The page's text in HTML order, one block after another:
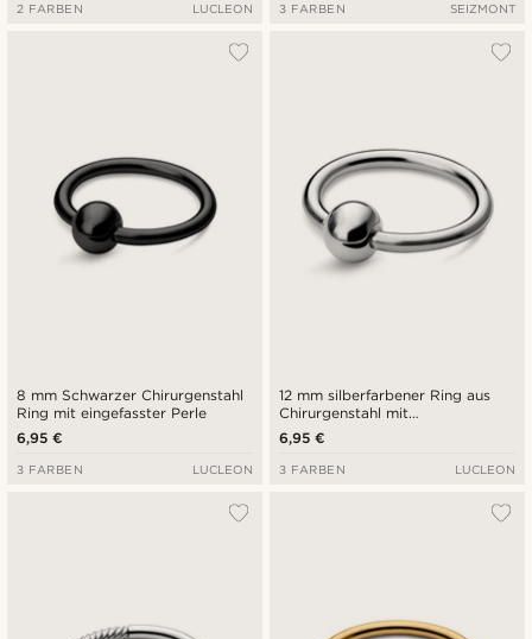
2 FARBEN LUCLEON 3 FARBEN SEIZMONT
8 mm Schwarzer Chirurgenstahl
Ring mit eingefasster Perle
6,95 €
3 FARBEN LUCLEON
12 mm silberfarbener Ring aus
Chirurgenstahl mit
verschlossener Perle
6,95 €
3 FARBEN LUCLEON